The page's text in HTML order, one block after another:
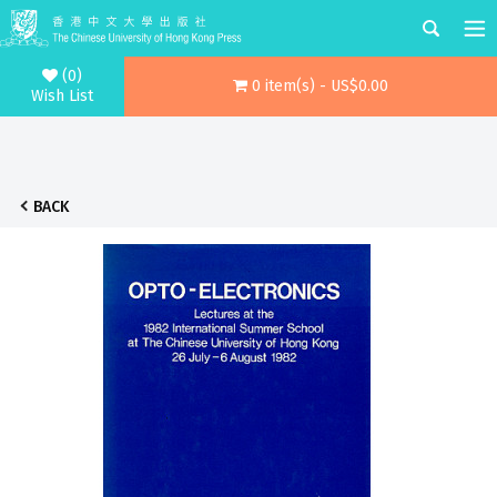
(0)
Wish List
0 item(s) - US$0.00
BACK